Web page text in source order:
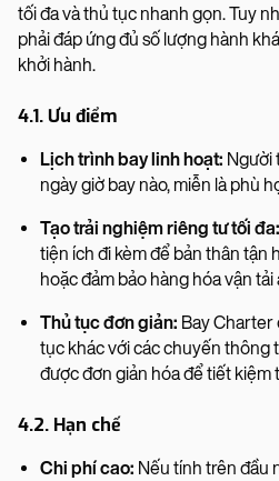
tối đa và thủ tục nhanh gọn. Tuy
phải đáp ứng đủ số lượng hành
khởi hành.
4.1. Ưu điểm
Lịch trình bay linh hoạt: Người
ngày giờ bay nào, miễn là phù
Tạo trải nghiệm riêng tư tối đa:
tiện ích đi kèm để bản thân tận
hoặc đảm bảo hàng hóa vận tải
Thủ tục đơn giản: Bay Charter
tục khác với các chuyến
được đơn giản hóa để tiết kiệm
4.2. Hạn chế
Chi phí cao: Nếu tính trên đầu